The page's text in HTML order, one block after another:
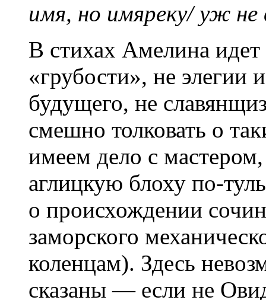
имя, но имяреку/ уж не
В стихах Амелина
«грубости», не элегии
будущего, не
смешно толковать о
имеем дело с
аглицкую блоху по-
о происхождении
заморского
коленцам). Здесь
сказаны — если не